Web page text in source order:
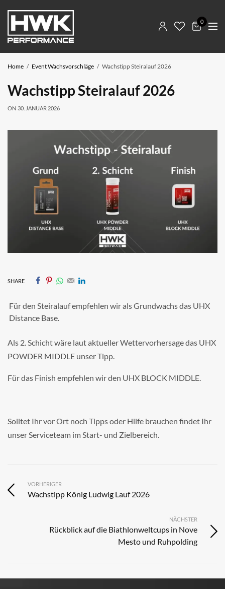
0
Home Event Wachsvorschläge Wachstipp Steiralauf 2026
Wachstipp Steiralauf 2026
ON 30. JANUAR 2026
SHARE
Für den Steiralauf empfehlen wir als Grundwachs das UHX
Distance Base.
Als 2. Schicht wäre laut aktueller Wettervorhersage das UHX
POWDER MIDDLE unser Tipp.
Für das Finish empfehlen wir den UHX BLOCK MIDDLE.
Solltet Ihr vor Ort noch Tipps oder Hilfe brauchen findet Ihr
unser Serviceteam im Start- und Zielbereich.
VORHERIGER
Wachstipp König Ludwig Lauf 2026
NÄCHSTER
Rückblick auf die Biathlonweltcups in Nove
Mesto und Ruhpolding